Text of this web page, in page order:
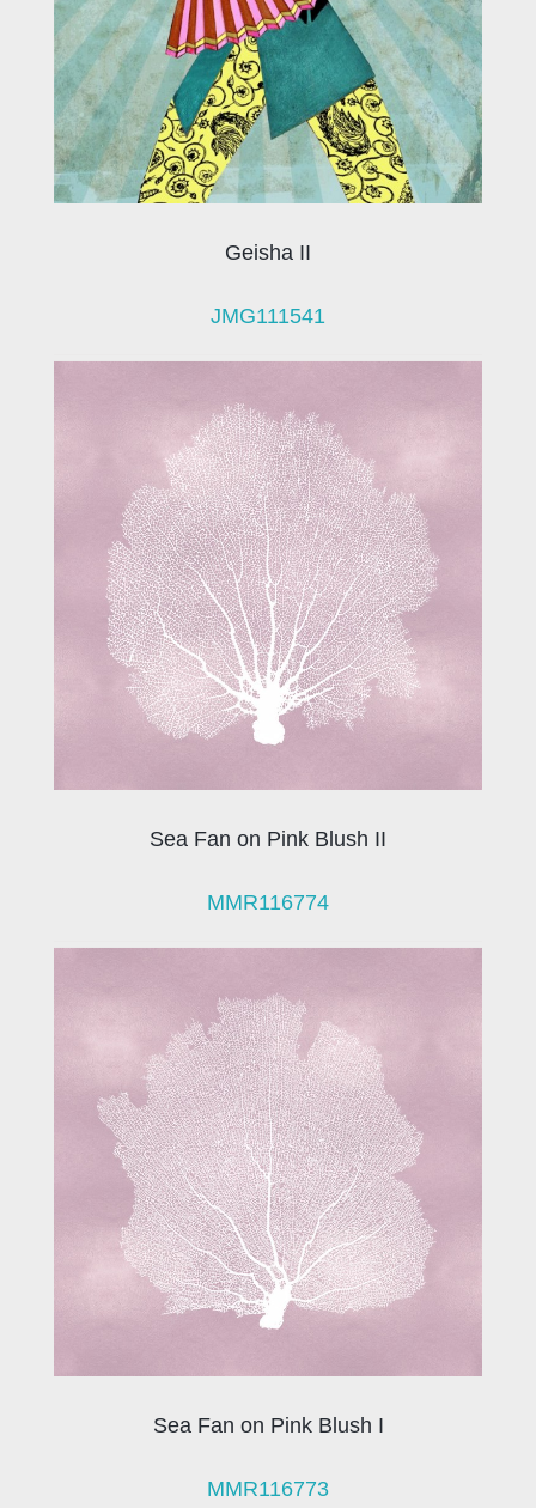
Geisha II
JMG111541
Sea Fan on Pink Blush II
MMR116774
Sea Fan on Pink Blush I
MMR116773